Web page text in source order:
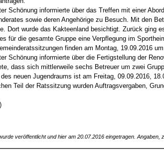
Schönung informierte über das Treffen mit einer
sowie deren Angehörige zu Besuch. Mit den
Dort wurde das Kakteenland besichtigt. Zurück ging
für die gesamte Gruppe eine Verpflegung im
finden am Montag, 19.09.2016
Schönung informierte über die Fertigstellung der
dass sich mittlerweile sechs Betreuer um zwei
neuen Jugendraums ist am Freitag, 09.09.2016,
Teil der Ratssitzung wurden Auftragsvergaben,
veröffentlicht und hier am 20.07.2016 eingetragen.